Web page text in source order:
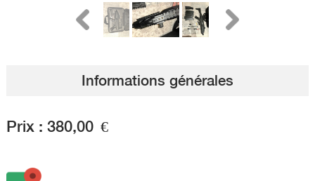
Informations générales
Prix : 380,00 €